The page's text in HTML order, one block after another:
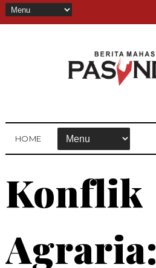
HOME
Konflik
Agraria: